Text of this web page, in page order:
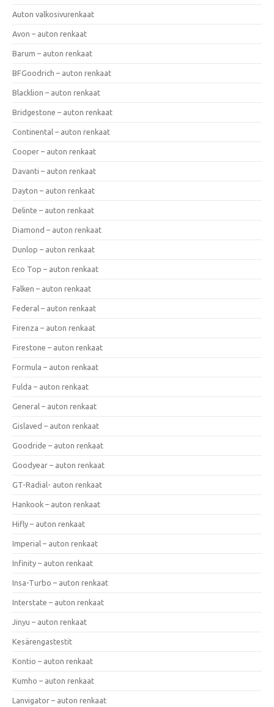
Auton valkosivurenkaat
Avon – auton renkaat
Barum – auton renkaat
BFGoodrich – auton renkaat
Blacklion – auton renkaat
Bridgestone – auton renkaat
Continental – auton renkaat
Cooper – auton renkaat
Davanti – auton renkaat
Dayton – auton renkaat
Delinte – auton renkaat
Diamond – auton renkaat
Dunlop – auton renkaat
Eco Top – auton renkaat
Falken – auton renkaat
Federal – auton renkaat
Firenza – auton renkaat
Firestone – auton renkaat
Formula – auton renkaat
Fulda – auton renkaat
General – auton renkaat
Gislaved – auton renkaat
Goodride – auton renkaat
Goodyear – auton renkaat
GT-Radial- auton renkaat
Hankook – auton renkaat
Hifly – auton renkaat
Imperial – auton renkaat
Infinity – auton renkaat
Insa-Turbo – auton renkaat
Interstate – auton renkaat
Jinyu – auton renkaat
Kesärengastestit
Kontio – auton renkaat
Kumho – auton renkaat
Lanvigator – auton renkaat